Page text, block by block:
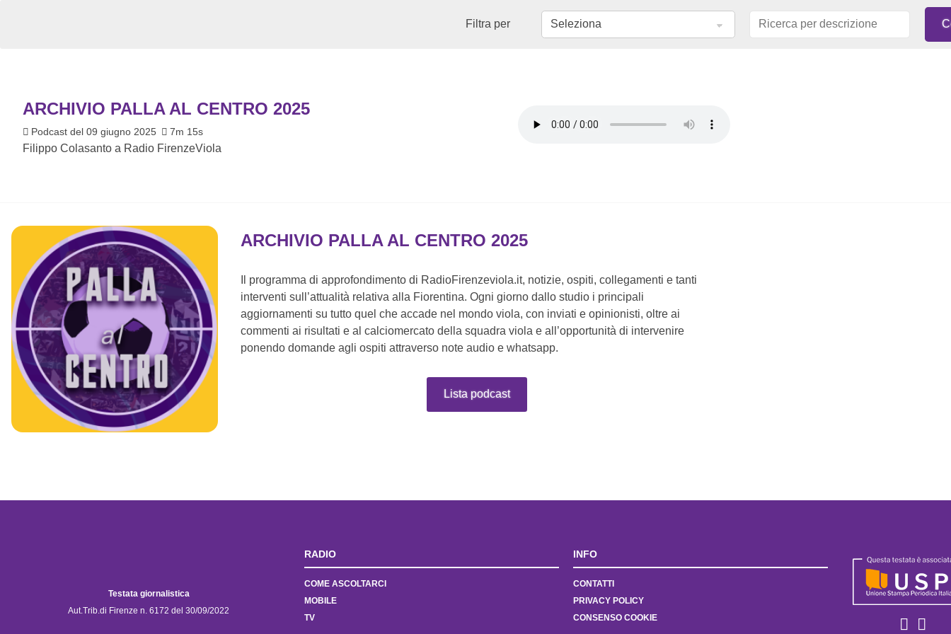
Filtra per
ARCHIVIO PALLA AL CENTRO 2025
Podcast del 09 giugno 2025 7m 15s
Filippo Colasanto a Radio FirenzeViola
ARCHIVIO PALLA AL CENTRO 2025
Il programma di approfondimento di RadioFirenzeviola.it, notizie, ospiti, collegamenti e tanti
interventi sull’attualità relativa alla Fiorentina. Ogni giorno dallo studio i principali
aggiornamenti su tutto quel che accade nel mondo viola, con inviati e opinionisti, oltre ai
commenti ai risultati e al calciomercato della squadra viola e all’opportunità di intervenire
ponendo domande agli ospiti attraverso note audio e whatsapp.
Lista podcast
Testata giornalistica
Aut.Trib.di Firenze n. 6172 del 30/09/2022
RADIO
COME ASCOLTARCI
MOBILE
TV
INFO
CONTATTI
PRIVACY POLICY
CONSENSO COOKIE